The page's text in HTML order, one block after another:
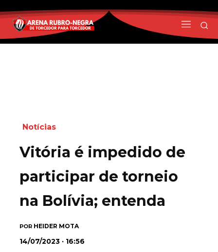
Notícias
Vitória é impedido de
participar de torneio
na Bolívia; entenda
POR HEIDER MOTA
14/07/2023 · 16:56